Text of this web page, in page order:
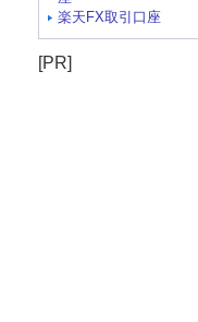
楽天FX取引口座
[PR]